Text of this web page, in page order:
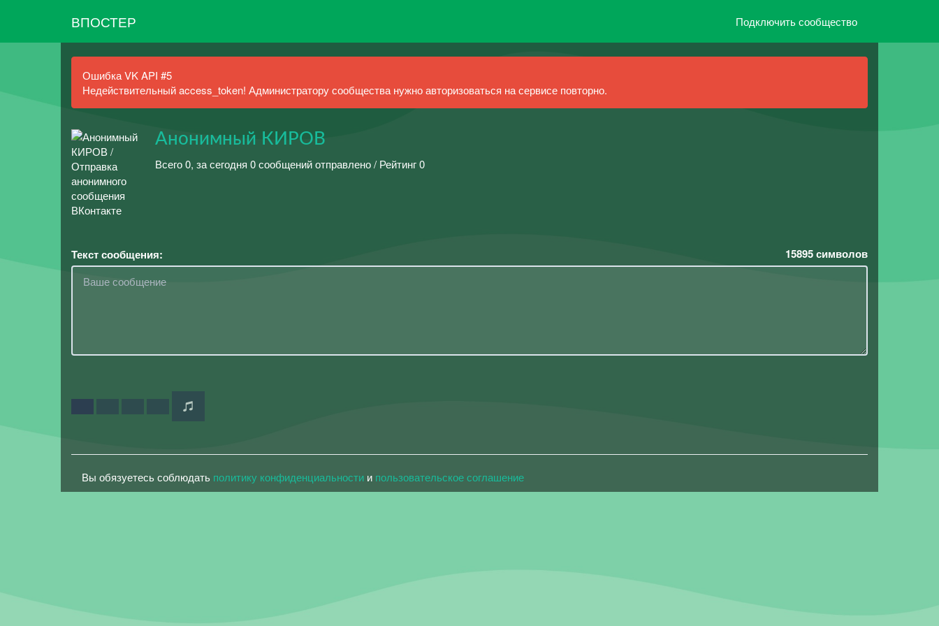
ВПОСТЕР Подключить сообщество
Ошибка VK API #5
Недействительный access_token! Администратору сообщества нужно авторизоваться на сервисе повторно.
Анонимный КИРОВ
Всего 0, за сегодня 0 сообщений отправлено / Рейтинг 0
Текст сообщения: 15895символов
Вы обязуетесь соблюдать политику конфиденциальности и пользовательское соглашение